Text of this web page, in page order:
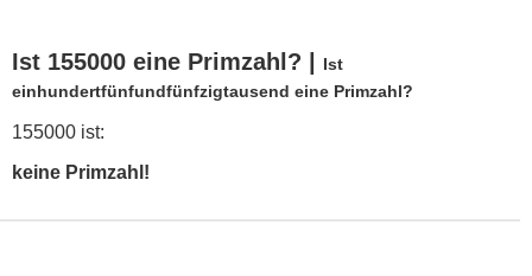
Ist 155000 eine Primzahl? |
Ist
einhundertfünfundfünfzigtausend eine Primzahl?
155000 ist:
keine Primzahl!